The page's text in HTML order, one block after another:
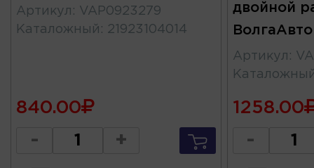
Артикул : VAP0923279
Каталожный : 21923104014
840.00
- +
двойной
Артикул :
1258.00
-